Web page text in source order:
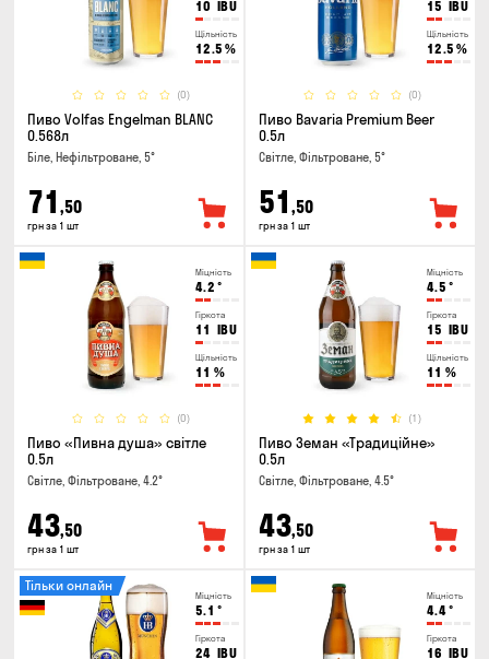
10 IBU
Щільність
12.5 %
(0)
Пиво Volfas Engelman BLANC
0.568л
Біле, Нефільтроване, 5°
71 ,50
грн за 1 шт
15 IBU
Щільність
12.5 %
(0)
Пиво Bavaria Premium Beer
0.5л
Світле, Фільтроване, 5°
51 ,50
грн за 1 шт
Міцність
4.2 °
Гіркота
11 IBU
Щільність
11 %
(0)
Пиво «Пивна душа» світле
0.5л
Світле, Фільтроване, 4.2°
43,50
грн за 1 шт
Міцність
4.5 °
Гіркота
15 IBU
Щільність
11 %
(1)
Пиво Земан «Традиційне»
0.5л
Світле, Фільтроване, 4.5°
43,50
грн за 1 шт
Міцність
5.1 °
Гіркота
24 IBU
Тільки онлайн
Міцність
4.4°
Гіркота
16 IBU